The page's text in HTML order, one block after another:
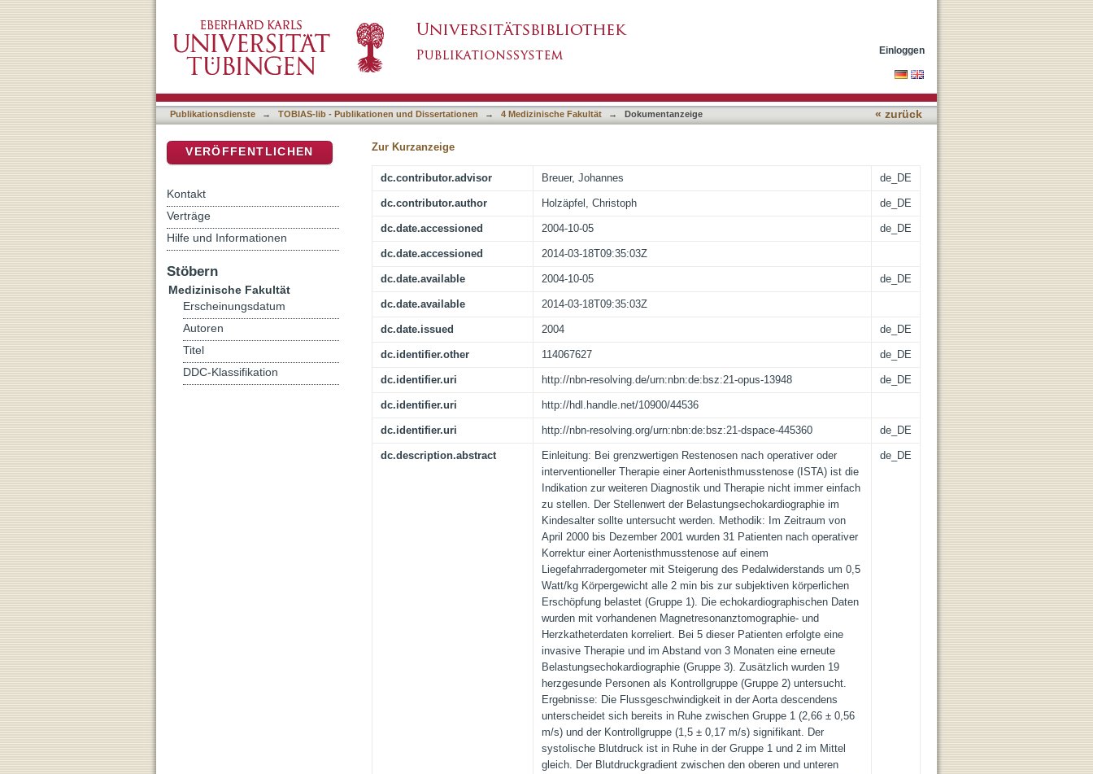
Aortenisthmusstenosen im Kindesalter
Einloggen
Publikationsdienste → TOBIAS-lib - Publikationen und Dissertationen → 4 Medizinische Fakultät → Dokumentanzeige « zurück
Zur Kurzanzeige
dc.contributor.advisor Breuer, Johannes de_DE
dc.contributor.author Holzäpfel, Christoph de_DE
dc.date.accessioned 2004-10-05 de_DE
dc.date.accessioned 2014-03-18T09:35:03Z
dc.date.available 2004-10-05 de_DE
dc.date.available 2014-03-18T09:35:03Z
dc.date.issued 2004 de_DE
dc.identifier.other 114067627 de_DE
dc.identifier.uri http://nbn-resolving.de/urn:nbn:de:bsz:21-opus-13948 de_DE
dc.identifier.uri http://hdl.handle.net/10900/44536
dc.identifier.uri http://nbn-resolving.org/urn:nbn:de:bsz:21-dspace-445360 de_DE
dc.description.abstract
Einleitung: Bei grenzwertigen Restenosen nach operativer oder
interventioneller Therapie einer Aortenisthmusstenose (ISTA) ist die
Indikation zur weiteren Diagnostik und Therapie nicht immer einfach
zu stellen. Der Stellenwert der Belastungsechokardiographie im
Kindesalter sollte untersucht werden. Methodik: Im Zeitraum von
April 2000 bis Dezember 2001 wurden 31 Patienten nach operativer
Korrektur einer Aortenisthmusstenose auf einem
Liegefahrradergometer mit Steigerung des Pedalwiderstands um 0,5
Watt/kg Körpergewicht alle 2 min bis zur subjektiven körperlichen
Erschöpfung belastet (Gruppe 1). Die echokardiographischen Daten
wurden mit vorhandenen Magnetresonanztomographie- und
Herzkatheterdaten korreliert. Bei 5 dieser Patienten erfolgte eine
invasive Therapie und im Abstand von 3 Monaten eine erneute
Belastungsechokardiographie (Gruppe 3). Zusätzlich wurden 19
herzgesunde Personen als Kontrollgruppe (Gruppe 2) untersucht.
Ergebnisse: Die Flussgeschwindigkeit in der Aorta descendens
unterscheidet sich bereits in Ruhe zwischen Gruppe 1 (2,66 ± 0,56
m/s) und der Kontrollgruppe (1,5 ± 0,17 m/s) signifikant. Der
systolische Blutdruck ist in Ruhe in der Gruppe 1 und 2 im Mittel
gleich. Der Blutdruckgradient zwischen den oberen und unteren
de_DE
VERÖFFENTLICHEN
Kontakt
Verträge
Hilfe und Informationen
Stöbern
Medizinische Fakultät
Erscheinungsdatum
Autoren
Titel
DDC-Klassifikation